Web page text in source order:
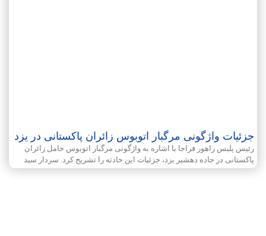
جزئیات واژگونی مرگبار اتوبوس زائران پاکستانی در یزد
رئیس پلیس راهور فراجا با اشاره به واژگونی مرگبار اتوبوس حامل زائران
پاکستانی در جاده دهشیر یزد، جزئیات این حادثه را تشریح کرد. سردار سید